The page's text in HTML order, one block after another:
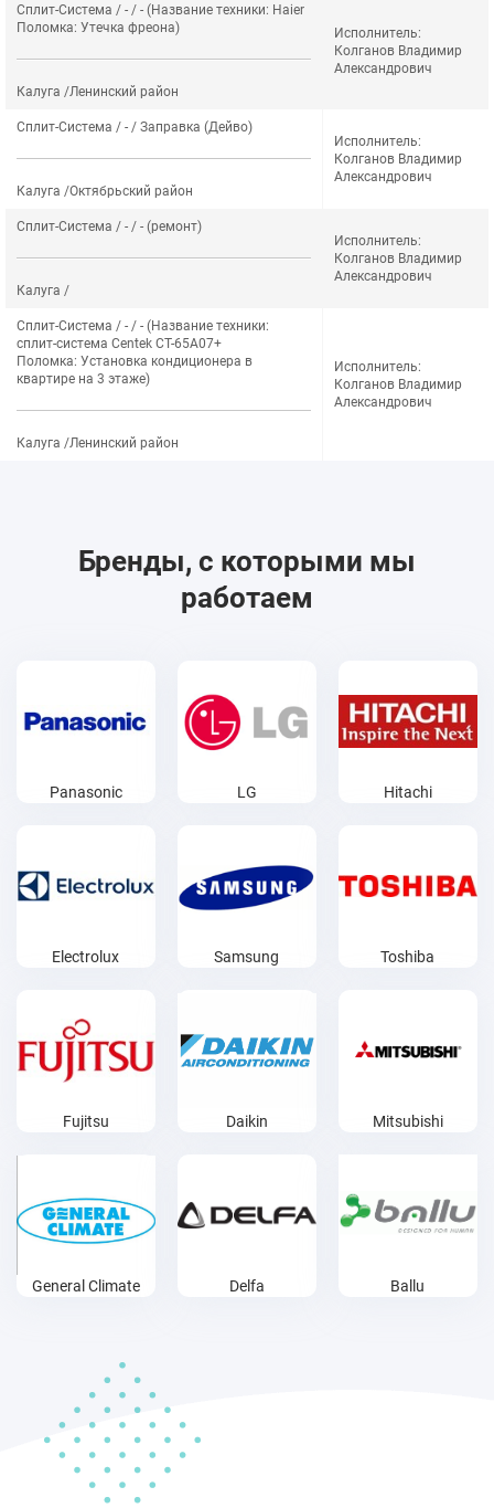
Сплит-Система / - / - (Название техники: Haier
Поломка: Утечка фреона)
Калуга /Ленинский район
Исполнитель:
Колганов Владимир
Александрович
Сплит-Система / - / Заправка (Дейво)
Калуга /Октябрьский район
Исполнитель:
Колганов Владимир
Александрович
Сплит-Система / - / - (ремонт)
Калуга /
Исполнитель:
Колганов Владимир
Александрович
Сплит-Система / - / - (Название техники:
сплит-система Centek CT-65A07+
Поломка: Установка кондиционера в
квартире на 3 этаже)
Калуга /Ленинский район
Исполнитель:
Колганов Владимир
Александрович
Бренды, с которыми мы
работаем
Panasonic LG Hitachi
Electrolux Samsung Toshiba
Fujitsu Daikin Mitsubishi
General Climate Delfa Ballu